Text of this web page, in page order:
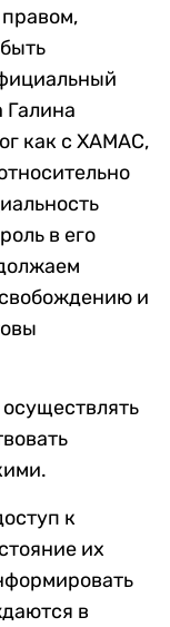
Галина
как с ХАМАС,
в его
и
к
их
в